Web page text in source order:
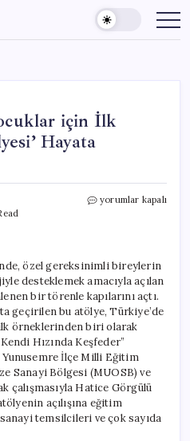
için İlk
Hayata
Manisa’da
‘DUYU-
KOD
Atölyesi’
Hayata
Geçirildi
için
yorumlar kapalı
özel gereksinimli bireylerin
desteklemek amacıyla açılan
bir törenle kapılarını açtı.
geçirilen bu atölye, Türkiye’de
ilk örneklerinden biri olarak
Hızında Keşfeder”
İlçe Milli Eğitim
Sanayi Bölgesi (MUOSB) ve
çalışmasıyla Hatice Görgülü
açılışına eğitim
temsilcileri ve çok sayıda